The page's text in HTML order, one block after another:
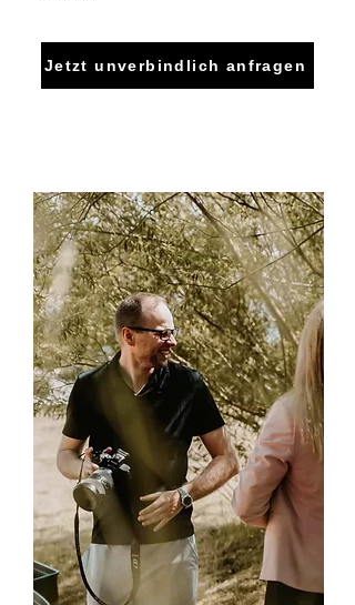
Jetzt unverbindlich anfragen